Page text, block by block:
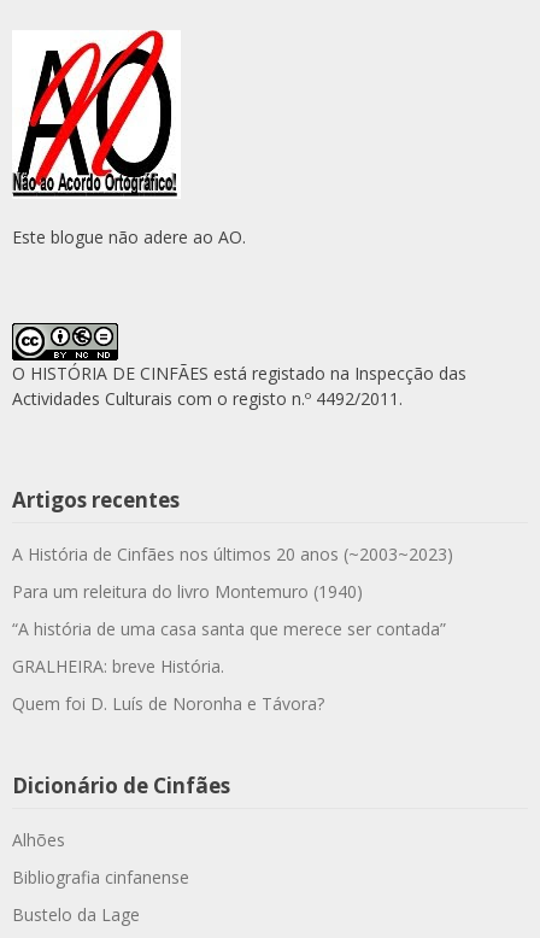
Este blogue não adere ao AO.
O HISTÓRIA DE CINFÃES está registado na Inspecção das
Actividades Culturais com o registo n.º 4492/2011.
Artigos recentes
A História de Cinfães nos últimos 20 anos (~2003~2023)
Para um releitura do livro Montemuro (1940)
“A história de uma casa santa que merece ser contada”
GRALHEIRA: breve História.
Quem foi D. Luís de Noronha e Távora?
Dicionário de Cinfães
Alhões
Bibliografia cinfanense
Bustelo da Lage